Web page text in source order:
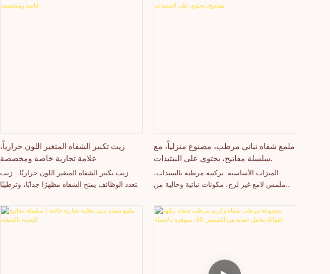
زيت تكبير الشفاه المتغير اللون حرارياً،
علامة تجارية خاصة ومخصصة
زيت تكبير الشفاه المتغير اللون حراريًا - زيت
متعدد الوظائف يمنح الشفاه مظهرًا جذابًا، وترطيبًا
تكبير الشفاه المتغير اللون حراريًا، المتوفر لدينا
بالجملة، منتج متميز مصمم خصيصًا للمستهلكين
ملمع شفاه نباتي مرطب، مصنوع منزلياً، مع
سلسلة مفاتيح، يحتوي على الببتيدات.
الميزات الأساسية: تركيبة مرطبة بالببتيدات،
ملمس لامع غير لزج، مكونات نباتية وخالية من
ترطيب وترميم، خفيف الوزن ومريح، دعم نكهات
وتغليف حسب الطلب، جاهز للبيع بالجملة